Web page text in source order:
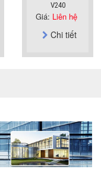
V240
Giá: Liên hệ
Chi tiết